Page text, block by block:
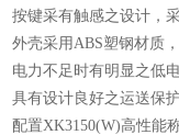
按键采有触感之设计，
外壳采用ABS塑钢材质
电力不足时有明显之低
具有设计良好之运送保
配置XK3150(W)高性能